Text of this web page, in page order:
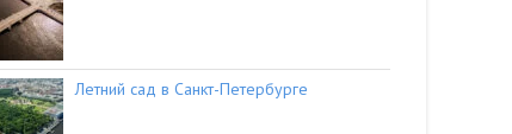
Летний сад в Санкт-Петербурге